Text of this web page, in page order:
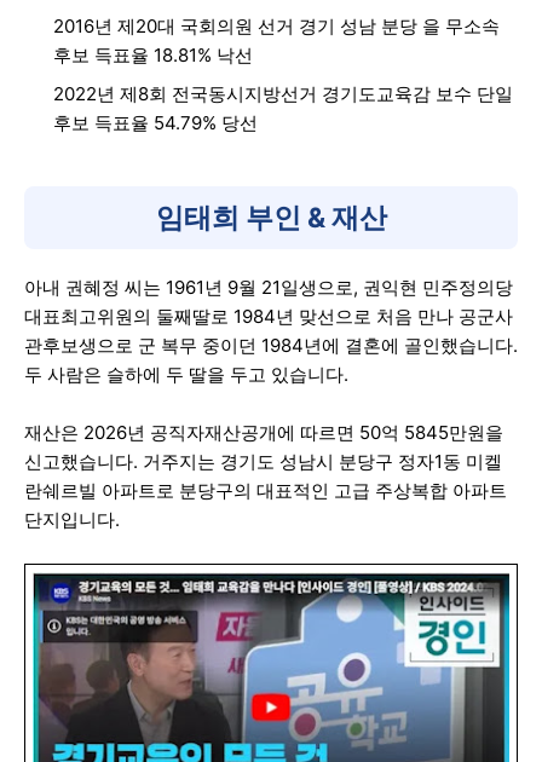
2016년 제20대 국회의원 선거 경기 성남 분당 을 무소속
후보 득표율 18.81% 낙선
2022년 제8회 전국동시지방선거 경기도교육감 보수 단일
후보 득표율 54.79% 당선
임태희 부인 & 재산
아내 권혜정 씨는 1961년 9월 21일생으로, 권익현 민주정의당
대표최고위원의 둘째딸로 1984년 맞선으로 처음 만나 공군사
관후보생으로 군 복무 중이던 1984년에 결혼에 골인했습니다.
두 사람은 슬하에 두 딸을 두고 있습니다.
재산은 2026년 공직자재산공개에 따르면 50억 5845만원을
신고했습니다. 거주지는 경기도 성남시 분당구 정자1동 미켈
란쉐르빌 아파트로 분당구의 대표적인 고급 주상복합 아파트
단지입니다.